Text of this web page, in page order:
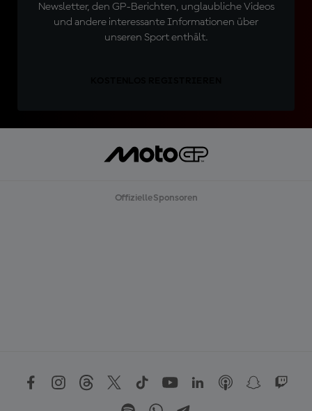
Newsletter, den GP-Berichten, unglaubliche Videos
und andere interessante Informationen über
unseren Sport enthält.
Offizielle Sponsoren